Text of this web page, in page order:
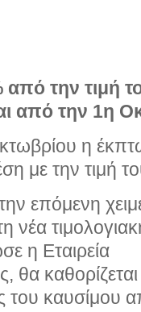
την τιμή
από την 1η
η
με την τιμή
επόμενη
νέα
η Εταιρεία
θα
του καυσίμου